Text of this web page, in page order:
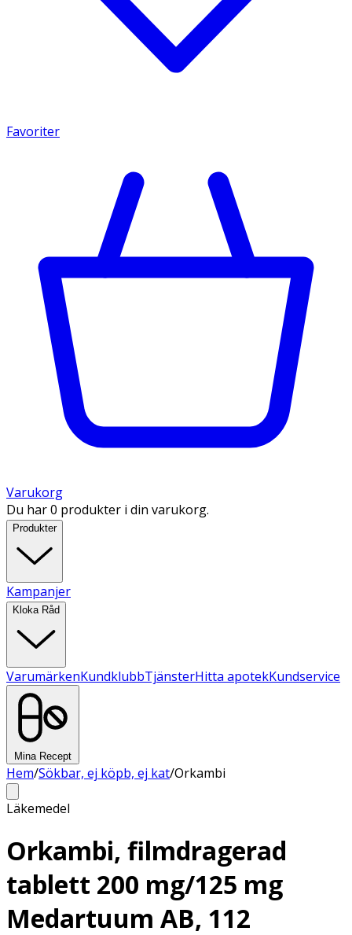
Favoriter
Varukorg
Du har 0 produkter i din varukorg.
Produkter
Kampanjer
Kloka Råd
VarumärkenKundklubbTjänsterHitta apotekKundservice
Mina Recept
Hem/Sökbar, ej köpb, ej kat/Orkambi
Läkemedel
Orkambi, filmdragerad
tablett 200 mg/125 mg
Medartuum AB, 112